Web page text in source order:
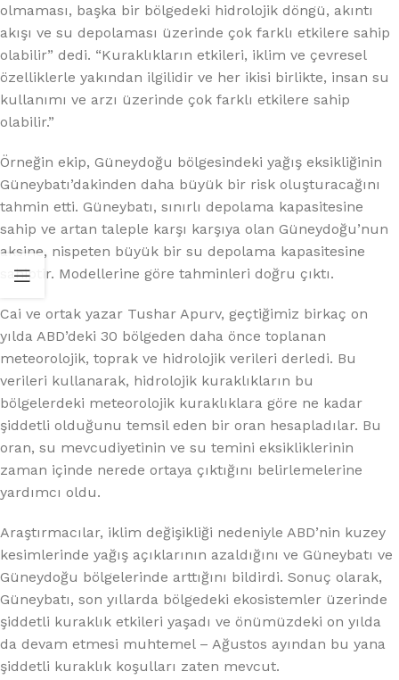
olmaması, başka bir bölgedeki hidrolojik döngü, akıntı
akışı ve su depolaması üzerinde çok farklı etkilere sahip
olabilir” dedi. “Kuraklıkların etkileri, iklim ve çevresel
özelliklerle yakından ilgilidir ve her ikisi birlikte, insan su
kullanımı ve arzı üzerinde çok farklı etkilere sahip
olabilir.”
Örneğin ekip, Güneydoğu bölgesindeki yağış eksikliğinin
Güneybatı’dakinden daha büyük bir risk oluşturacağını
tahmin etti. Güneybatı, sınırlı depolama kapasitesine
sahip ve artan taleple karşı karşıya olan Güneydoğu’nun
aksine, nispeten büyük bir su depolama kapasitesine
sahiptir. Modellerine göre tahminleri doğru çıktı.
Cai ve ortak yazar Tushar Apurv, geçtiğimiz birkaç on
yılda ABD’deki 30 bölgeden daha önce toplanan
meteorolojik, toprak ve hidrolojik verileri derledi. Bu
verileri kullanarak, hidrolojik kuraklıkların bu
bölgelerdeki meteorolojik kuraklıklara göre ne kadar
şiddetli olduğunu temsil eden bir oran hesapladılar. Bu
oran, su mevcudiyetinin ve su temini eksikliklerinin
zaman içinde nerede ortaya çıktığını belirlemelerine
yardımcı oldu.
Araştırmacılar, iklim değişikliği nedeniyle ABD’nin kuzey
kesimlerinde yağış açıklarının azaldığını ve Güneybatı ve
Güneydoğu bölgelerinde arttığını bildirdi. Sonuç olarak,
Güneybatı, son yıllarda bölgedeki ekosistemler üzerinde
şiddetli kuraklık etkileri yaşadı ve önümüzdeki on yılda
da devam etmesi muhtemel – Ağustos ayından bu yana
şiddetli kuraklık koşulları zaten mevcut.